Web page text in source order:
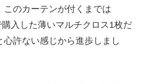
このカーテンが付くまでは
購入した薄いマルチクロス1枚だ
心許ない感じから進歩しまし